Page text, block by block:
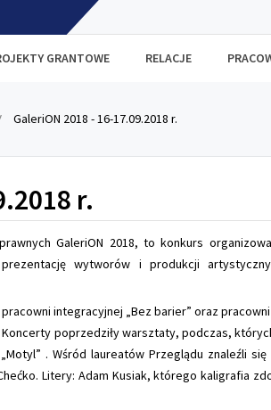
GRANTOWE RELACJE
GaleriON 2018 - 16-17.09.2018 r.
r.
GaleriON 2018, to konkurs
wytworów i produkcji
integracyjnej „Bez barier” oraz
Koncerty poprzedziły warsztaty, podczas,
. Wśród laureatów Przeglądu znaleźli
Litery: Adam Kusiak, którego